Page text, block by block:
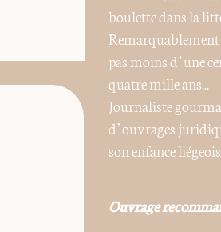
boulette dans la
pas moins d’une
quatre mille ans...
Journaliste
d’ouvrages
son enfance
Ouvrage